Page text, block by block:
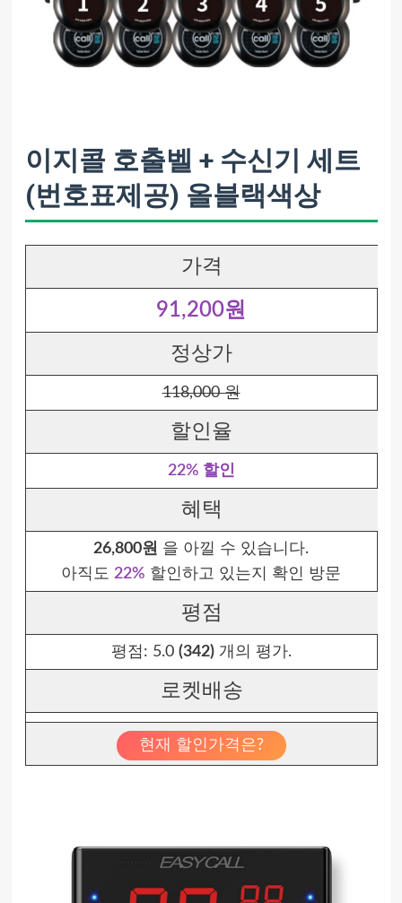
이지콜 호출벨 + 수신기 세트
(번호표제공) 올블랙색상
가격
91,200원
정상가
118,000 원
할인율
22% 할인
혜택
26,800원 을 아낄 수 있습니다.
아직도 22% 할인하고 있는지 확인 방문
평점
평점: 5.0 (342)개의 평가.
로켓배송
현재 할인가격은?